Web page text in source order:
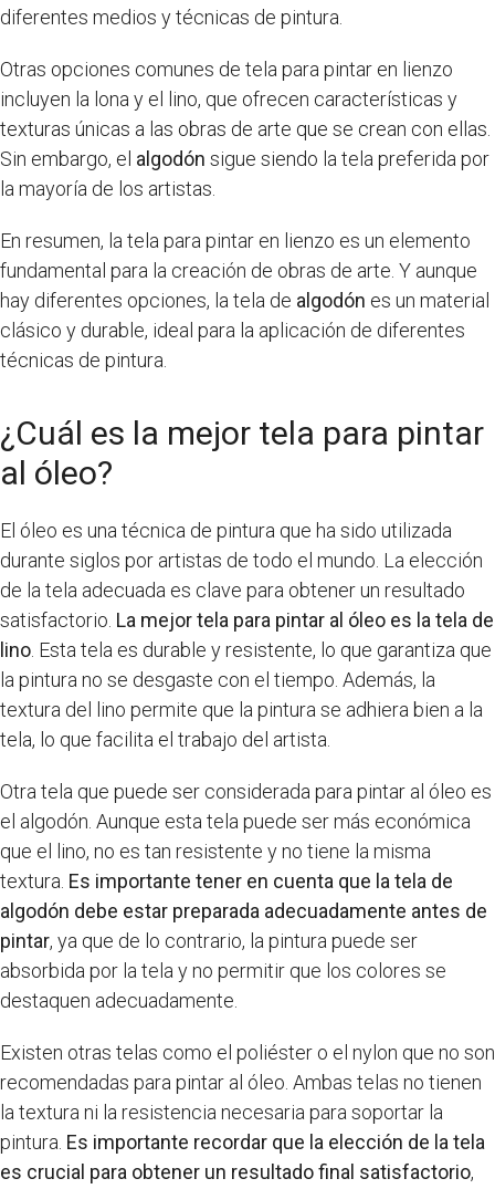
diferentes medios y técnicas de pintura.
Otras opciones comunes de tela para pintar en lienzo
incluyen la lona y el lino, que ofrecen características y
texturas únicas a las obras de arte que se crean con ellas.
Sin embargo, el algodón sigue siendo la tela preferida por
la mayoría de los artistas.
En resumen, la tela para pintar en lienzo es un elemento
fundamental para la creación de obras de arte. Y aunque
hay diferentes opciones, la tela de algodón es un material
clásico y durable, ideal para la aplicación de diferentes
técnicas de pintura.
¿Cuál es la mejor tela para pintar
al óleo?
El óleo es una técnica de pintura que ha sido utilizada
durante siglos por artistas de todo el mundo. La elección
de la tela adecuada es clave para obtener un resultado
satisfactorio. La mejor tela para pintar al óleo es la tela de
lino . Esta tela es durable y resistente, lo que garantiza que
la pintura no se desgaste con el tiempo. Además, la
textura del lino permite que la pintura se adhiera bien a la
tela, lo que facilita el trabajo del artista.
Otra tela que puede ser considerada para pintar al óleo es
el algodón. Aunque esta tela puede ser más económica
que el lino, no es tan resistente y no tiene la misma
textura. Es importante tener en cuenta que la tela de
algodón debe estar preparada adecuadamente antes de
pintar, ya que de lo contrario, la pintura puede ser
absorbida por la tela y no permitir que los colores se
destaquen adecuadamente.
Existen otras telas como el poliéster o el nylon que no son
recomendadas para pintar al óleo. Ambas telas no tienen
la textura ni la resistencia necesaria para soportar la
pintura. Es importante recordar que la elección de la tela
es crucial para obtener un resultado final satisfactorio,